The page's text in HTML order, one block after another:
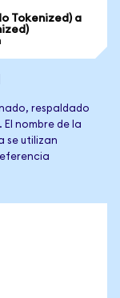
Tokenized) a
respaldado
nombre de la
se utilizan